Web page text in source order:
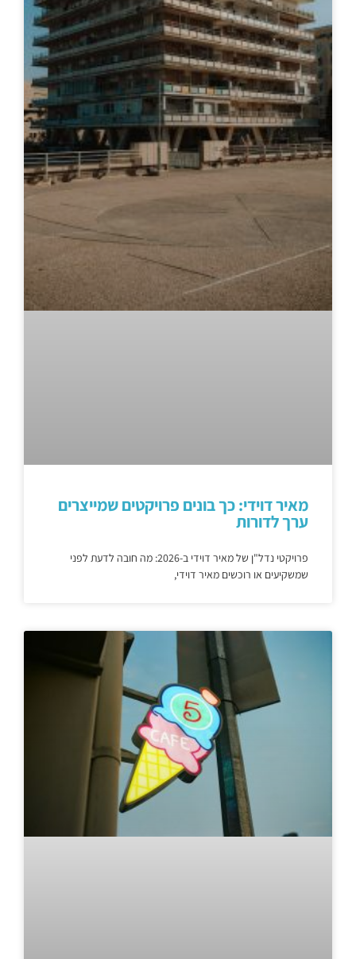
מאיר דוידי: כך בונים פרויקטים שמייצרים
ערך לדורות
פרויקטי נדל"ן של מאיר דוידי ב-2026: מה חובה לדעת לפני
שמשקיעים או רוכשים מאיר דוידי,